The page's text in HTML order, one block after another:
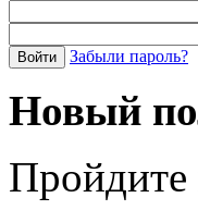
Войти Забыли пароль?
Новый
Пройдите